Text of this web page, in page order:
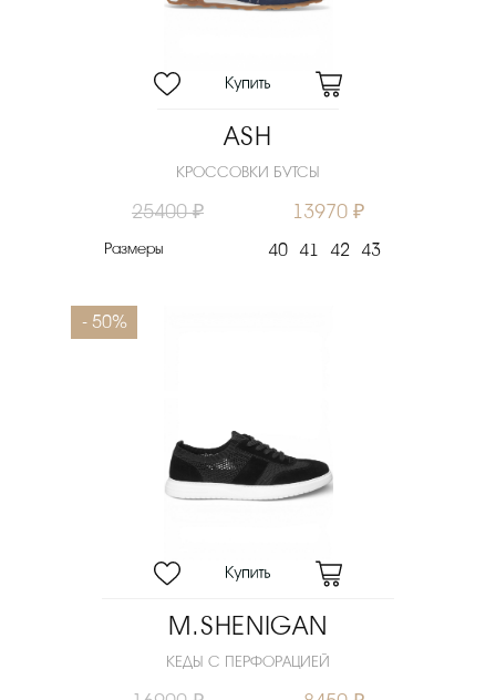
ASH
КРОССОВКИ БУТСЫ
25400 ₽ 13970 ₽
Размеры 40 41 42 43
- 50%
M.SHENIGAN
КЕДЫ С ПЕРФОРАЦИЕЙ